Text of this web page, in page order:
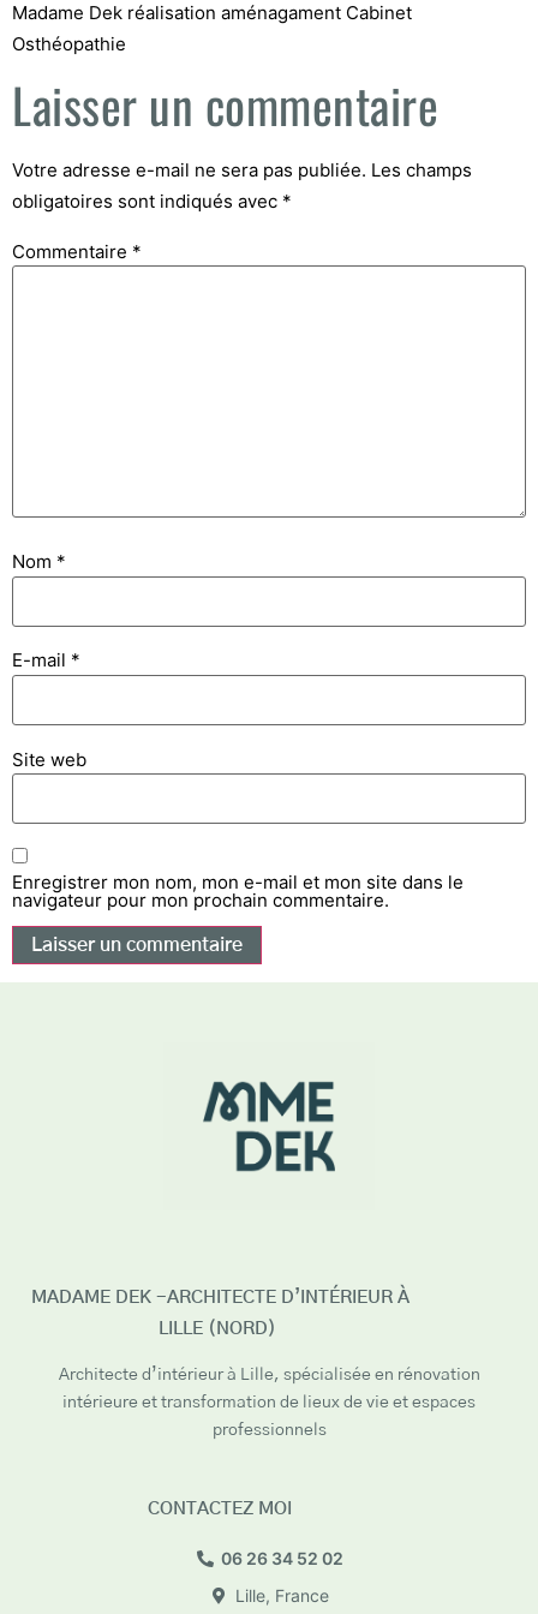
Madame Dek réalisation aménagament Cabinet
Osthéopathie
Laisser un commentaire
Votre adresse e-mail ne sera pas publiée. Les champs
obligatoires sont indiqués avec *
Commentaire *
Nom *
E-mail *
Site web
Enregistrer mon nom, mon e-mail et mon site dans le
navigateur pour mon prochain commentaire.
MADAME DEK -ARCHITECTE D’INTÉRIEUR À
LILLE (NORD)
Architecte d’intérieur à Lille, spécialisée en rénovation
intérieure et transformation de lieux de vie et espaces
professionnels
CONTACTEZ MOI
06 26 34 52 02
Lille, France